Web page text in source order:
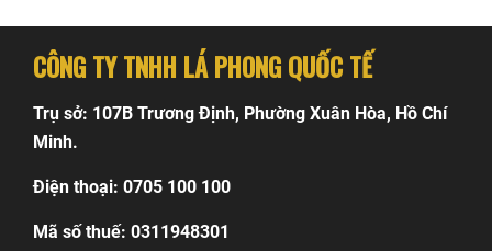
CÔNG TY TNHH LÁ PHONG QUỐC TẾ
Trụ sở: 107B Trương Định, Phường Xuân Hòa, Hồ Chí
Minh.
Điện thoại: 0705 100 100
Mã số thuế: 0311948301